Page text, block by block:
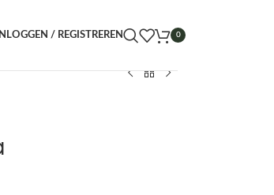
INLOGGEN / REGISTREREN 0